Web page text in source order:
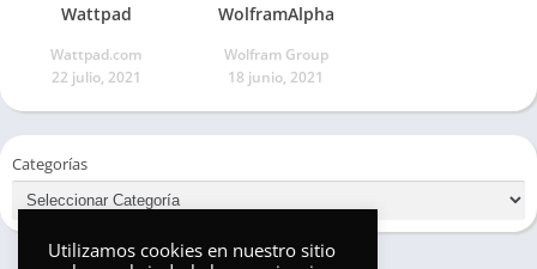
Wattpad
Wattpad.com
22 julio, 2021
WolframAlpha
Wolfram Group
18 junio, 2021
Categorías
Utilizamos cookies en nuestro sitio